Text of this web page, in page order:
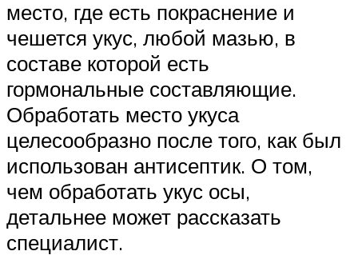
место, где есть покраснение и
чешется укус, любой мазью, в
составе которой есть
гормональные составляющие.
Обработать место укуса
целесообразно после того, как был
использован антисептик. О том,
чем обработать укус осы,
детальнее может рассказать
специалист.